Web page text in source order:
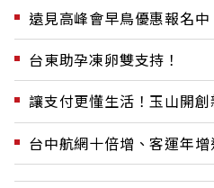
遠見高峰會早鳥優惠報名中
台東助孕凍卵雙支持！
讓支付更懂生活！玉山開
台中航網十倍增、客運年